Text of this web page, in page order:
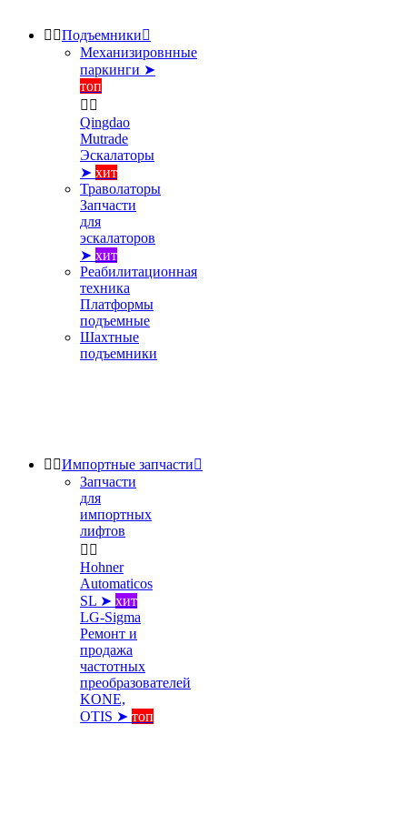
 Подъемники
Механизировнные
паркинги ➤
топ
 
Qingdao
Mutrade
Эскалаторы
➤ хит
Траволаторы
Запчасти
для
эскалаторов
➤ хит
Реабилитационная
техника
Платформы
подъемные
Шахтные
подъемники
 Импортные запчасти
Запчасти
для
импортных
лифтов
 
Hohner
Automaticos
SL ➤ хит
LG-Sigma
Ремонт и
продажа
частотных
преобразователей
KONE,
OTIS ➤ топ